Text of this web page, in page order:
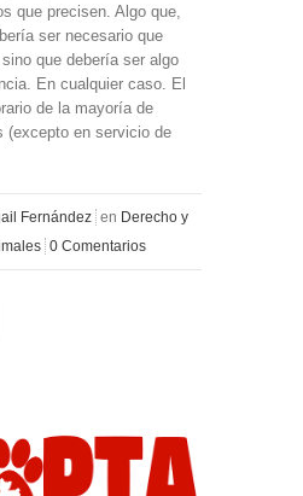
que precisen. Algo que,
ser necesario que
que debería ser algo
En cualquier caso. El
de la mayoría de
(excepto en servicio de
Fernández en Derecho y
0 Comentarios